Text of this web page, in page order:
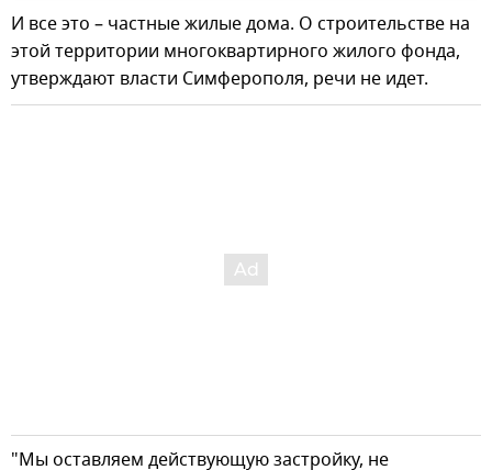
И все это – частные жилые дома. О строительстве на
этой территории многоквартирного жилого фонда,
утверждают власти Симферополя, речи не идет.
"Мы оставляем действующую застройку, не